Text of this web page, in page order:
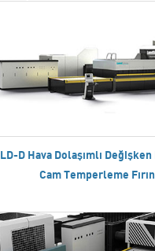
LD-D Hava Dolaşımlı
Cam Temperleme